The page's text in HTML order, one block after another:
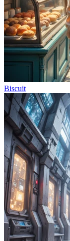
Biscuit